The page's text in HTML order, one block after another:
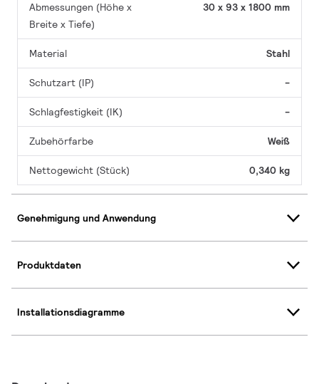
Abmessungen (Höhe x
Breite x Tiefe)
30 x 93 x 1800 mm
Material Stahl
Schutzart (IP) -
Schlagfestigkeit (IK) -
Zubehörfarbe Weiß
Nettogewicht (Stück) 0,340 kg
Genehmigung und Anwendung
Produktdaten
Installationsdiagramme